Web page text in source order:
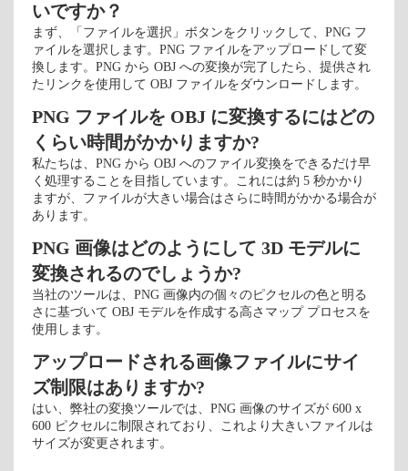
いですか？
まず、「ファイルを選択」ボタンをクリックして、PNG フ
ァイルを選択します。PNG ファイルをアップロードして変
換します。PNG から OBJ への変換が完了したら、提供され
たリンクを使用して OBJ ファイルをダウンロードします。
PNG ファイルを OBJ に変換するにはどの
くらい時間がかかりますか?
私たちは、PNG から OBJ へのファイル変換をできるだけ早
く処理することを目指しています。これには約 5 秒かかり
ますが、ファイルが大きい場合はさらに時間がかかる場合が
あります。
PNG 画像はどのようにして 3D モデルに
変換されるのでしょうか?
当社のツールは、PNG 画像内の個々のピクセルの色と明る
さに基づいて OBJ モデルを作成する高さマップ プロセスを
使用します。
アップロードされる画像ファイルにサイ
ズ制限はありますか?
はい、弊社の変換ツールでは、PNG 画像のサイズが 600 x
600 ピクセルに制限されており、これより大きいファイルは
サイズが変更されます。